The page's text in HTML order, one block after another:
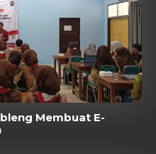
Membuat E-